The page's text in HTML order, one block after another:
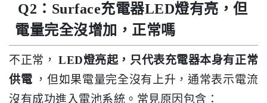
Q2：Surface充電器LED燈有亮，但
電量完全沒增加，正常嗎
不正常， LED燈亮起，只代表充電器本身有正常
供電 ，但如果電量完全沒有上升，通常表示電流
沒有成功進入電池系統。常見原因包含：